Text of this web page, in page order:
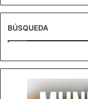
BÚSQUEDA